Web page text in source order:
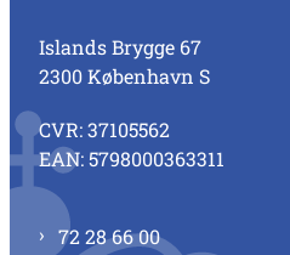
Islands Brygge 67
2300 København S
CVR: 37105562
EAN: 5798000363311
72 28 66 00